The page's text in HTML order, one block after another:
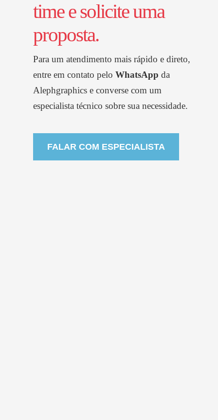
time e solicite uma
proposta.
Para um atendimento mais rápido e direto,
entre em contato pelo WhatsApp da
Alephgraphicse converse com um
especialista técnico sobre sua necessidade.
FALAR COM ESPECIALISTA